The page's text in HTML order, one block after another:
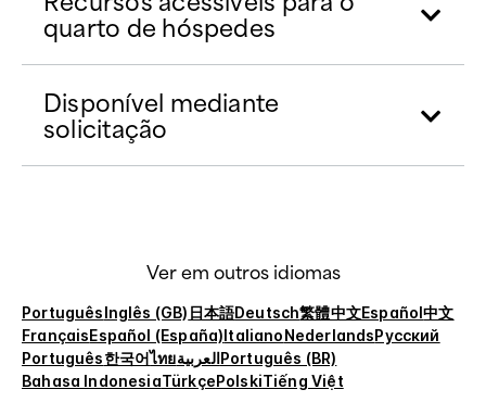
quarto de hóspedes
Disponível mediante
solicitação
Ver em outros idiomas
PortuguêsInglês (GB) 日本語Deutsch繁體中文Español中文
FrançaisEspañol (España)ItalianoNederlandsРусский
Português한국어ไทยالعربيةPortuguês (BR)
Bahasa IndonesiaTürkçePolskiTiếng Việt